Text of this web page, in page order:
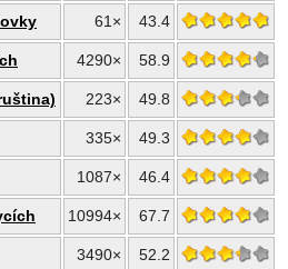
61× 43.4
4290× 58.9
223× 49.8
335× 49.3
1087× 46.4
10994× 67.7
3490× 52.2